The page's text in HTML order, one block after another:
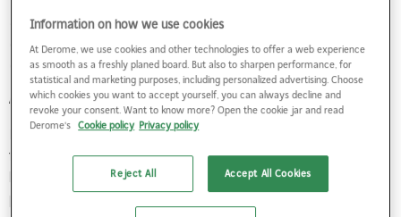
Brf. Svingen är utformat speciellt för personer som är 55 år och
äldre. Det betyder att en person i hushållet ska fylla minst 55 år
under året man flyttar in.
Även Utslagsplatsen berikas med enplanhus
Efterfrågan på enplanshus gäller inte bara 55-plus. Hos så väl
förstagångsköpare, som familjer som redan befinner sig på
bostadsmarknaden, är önskan stor att kunna bo på samma
Information on how we use cookies
At Derome, we use cookies and other technologies to offer a web experience
as smooth as a freshly planed board. But also to sharpen performance, for
statistical and marketing purposes, including personalized advertising. Choose
which cookies you want to accept yourself, you can always decline and
revoke your consent. Want to know more? Open the cookie jar and read
Derome's Cookie policy Privacy policy
Reject All Accept All Cookies